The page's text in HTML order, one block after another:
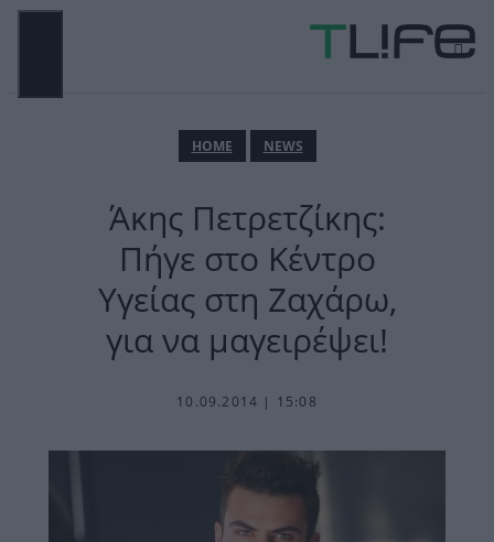
Μετάβαση
ΗΟΜΕ NEWS
Άκης Πετρετζίκης:
Πήγε στο Κέντρο
Υγείας στη Ζαχάρω,
για να μαγειρέψει!
10.09.2014 | 15:08